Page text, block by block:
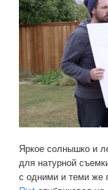
Яркое солнышко и
для натурной
с одними и теми же